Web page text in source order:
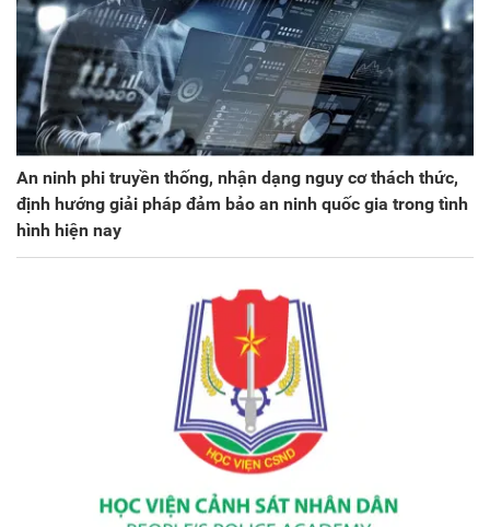
An ninh phi truyền thống, nhận dạng nguy cơ thách thức,
định hướng giải pháp đảm bảo an ninh quốc gia trong tình
hình hiện nay